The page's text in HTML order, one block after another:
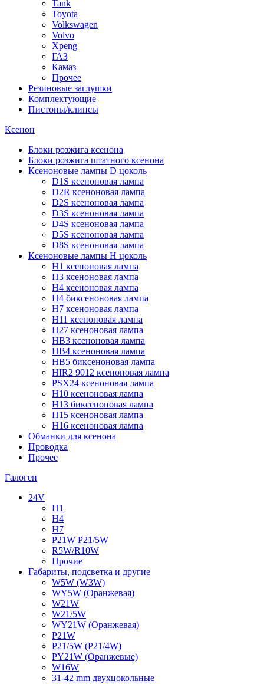
Tank
Toyota
Volkswagen
Volvo
Xpeng
ГАЗ
Камаз
Прочее
Резиновые заглушки
Комплектующие
Пистоны/клипсы
Ксенон
Блоки розжига ксенона
Блоки розжига штатного ксенона
Ксеноновые лампы D цоколь
D1S ксеноновая лампа
D2R ксеноновая лампа
D2S ксеноновая лампа
D3S ксеноновая лампа
D4S ксеноновая лампа
D5S ксеноновая лампа
D8S ксеноновая лампа
Ксеноновые лампы Н цоколь
H1 ксеноновая лампа
H3 ксеноновая лампа
H4 ксеноновая лампа
H4 биксеноновая лампа
H7 ксеноновая лампа
H11 ксеноновая лампа
H27 ксеноновая лампа
HB3 ксеноновая лампа
HB4 ксеноновая лампа
HB5 биксеноновая лампа
HIR2 9012 ксеноновая лампа
PSX24 ксеноновая лампа
H10 ксеноновая лампа
H13 биксеноновая лампа
H15 ксеноновая лампа
H16 ксеноновая лампа
Обманки для ксенона
Проводка
Прочее
Галоген
24V
H1
H4
H7
P21W P21/5W
R5W/R10W
Прочие
Габариты, подсветка и другие
W5W (W3W)
WY5W (Оранжевая)
W21W
W21/5W
WY21W (Оранжевая)
P21W
P21/5W (P21/4W)
PY21W (Оранжевые)
W16W
31-42 mm двухцокольные